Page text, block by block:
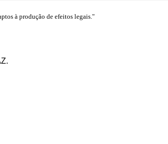
à produção de efeitos legais."